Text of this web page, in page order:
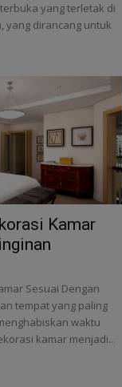
yang terletak di
yang dirancang untuk
Kamar
Sesuai Dengan
tempat yang paling
waktu
kamar menjadi...